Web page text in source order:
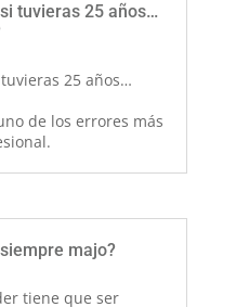
tuvieras 25 años…
25 años…
de los errores más
majo?
tiene que ser